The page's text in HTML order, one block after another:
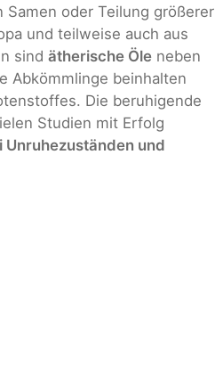
oder Teilung größerer
und teilweise auch aus
sind ätherische Öle neben
Abkömmlinge beinhalten
Die beruhigende
Studien mit Erfolg
Unruhezuständen und